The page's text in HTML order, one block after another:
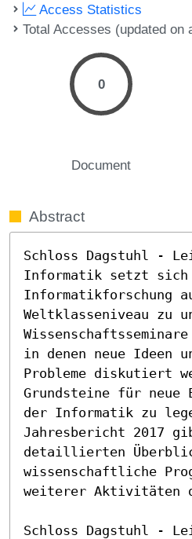
Access Statistics
Total Accesses (updated on
0
Document
Abstract
Schloss Dagstuhl -
Informatik setzt sich
Informatikforschung
Weltklasseniveau zu
in denen neue Ideen
Probleme diskutiert
Grundsteine für neue
der Informatik zu
Jahresbericht 2017
detaillierten
wissenschaftliche
weiterer Aktivitäten
Schloss Dagstuhl -